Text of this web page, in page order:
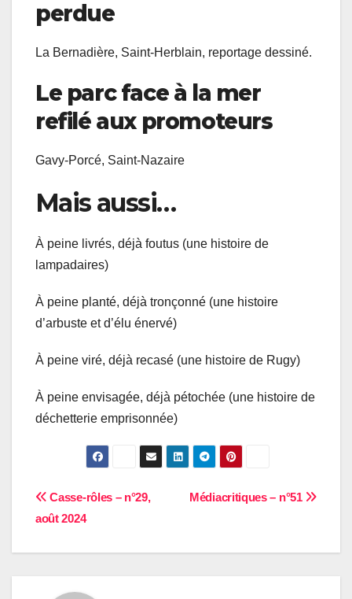
perdue
La Bernadière, Saint-Herblain, reportage dessiné.
Le parc face à la mer
refilé aux promoteurs
Gavy-Porcé, Saint-Nazaire
Mais aussi…
À peine livrés, déjà foutus (une histoire de
lampadaires)
À peine planté, déjà tronçonné (une histoire
d’arbuste et d’élu énervé)
À peine viré, déjà recasé (une histoire de Rugy)
À peine envisagée, déjà pétochée (une histoire de
déchetterie emprisonnée)
Navigation
Médiacritiques – n°51
Casse-rôles – n°29,
août 2024